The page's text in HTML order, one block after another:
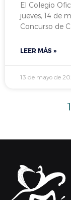
El Colegio
jueves, 14 de
Concurso de
LEER MÁS »
13 de mayo de
1